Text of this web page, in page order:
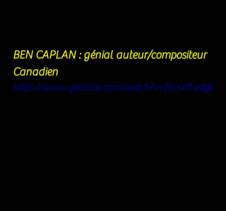
BEN CAPLAN : génial auteur/compositeur
Canadien
https://www.youtube.com/watch?v=fsusx7hedzk